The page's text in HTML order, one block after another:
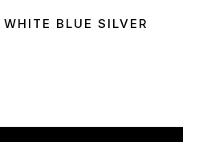
BLUE SILVER